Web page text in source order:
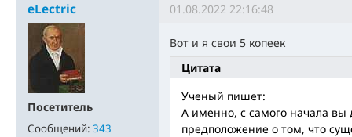
eLectric
Посетитель
Сообщений: 343
01.08.2022 22:16:48
Вот и я свои 5 копеек
Цитата
Ученый пишет:
А именно, с самого начала вы
предположение о том, что